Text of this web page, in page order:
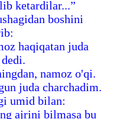
ketardilar...”
boshini
haqiqatan juda
namoz o'qi.
juda charchadim.
umid bilan:
ajrini bilmasa bu